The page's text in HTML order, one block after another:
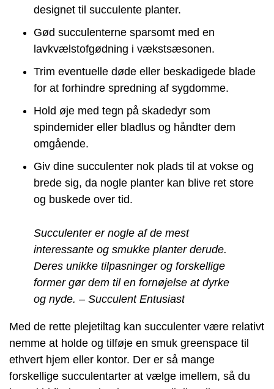
designet til succulente planter.
Gød succulenterne sparsomt med en
lavkvælstofgødning i vækstsæsonen.
Trim eventuelle døde eller beskadigede blade
for at forhindre spredning af sygdomme.
Hold øje med tegn på skadedyr som
spindemider eller bladlus og håndter dem
omgående.
Giv dine succulenter nok plads til at vokse og
brede sig, da nogle planter kan blive ret store
og buskede over tid.
Succulenter er nogle af de mest
interessante og smukke planter derude.
Deres unikke tilpasninger og forskellige
former gør dem til en fornøjelse at dyrke
og nyde. – Succulent Entusiast
Med de rette plejetiltag kan succulenter være relativt
nemme at holde og tilføje en smuk greenspace til
ethvert hjem eller kontor. Der er så mange
forskellige succulentarter at vælge imellem, så du